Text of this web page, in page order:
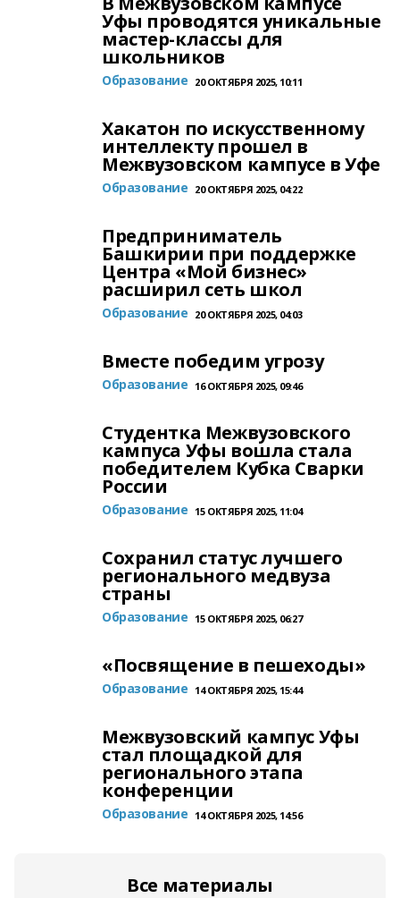
Уфы проводятся уникальные
мастер-классы для
школьников
Образование 20 ОКТЯБРЯ 2025, 10:11
Хакатон по искусственному
интеллекту прошел в
Межвузовском кампусе в Уфе
Образование 20 ОКТЯБРЯ 2025, 04:22
Предприниматель
Башкирии при поддержке
Центра «Мой бизнес»
расширил сеть школ
Образование 20 ОКТЯБРЯ 2025, 04:03
Вместе победим угрозу
Образование 16 ОКТЯБРЯ 2025, 09:46
Студентка Межвузовского
кампуса Уфы вошла стала
победителем Кубка Сварки
России
Образование 15 ОКТЯБРЯ 2025, 11:04
Сохранил статус лучшего
регионального медвуза
страны
Образование 15 ОКТЯБРЯ 2025, 06:27
«Посвящение в пешеходы»
Образование 14 ОКТЯБРЯ 2025, 15:44
Межвузовский кампус Уфы
стал площадкой для
регионального этапа
конференции
Образование 14 ОКТЯБРЯ 2025, 14:56
Все материалы